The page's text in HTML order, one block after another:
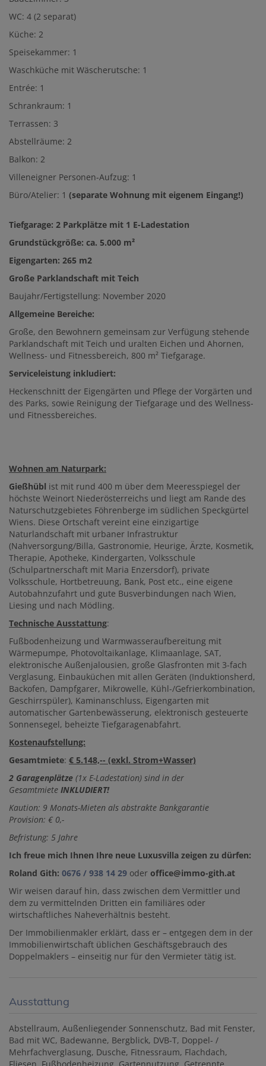
WC: 4 (2 separat)
Küche: 2
Speisekammer: 1
Waschküche mit Wäscherutsche: 1
Entrée: 1
Schrankraum: 1
Terrassen: 3
Abstellräume: 2
Balkon: 2
Villeneigner Personen-Aufzug: 1
Büro/Atelier: 1 (separate Wohnung mit eigenem Eingang!)
Tiefgarage: 2 Parkplätze mit 1 E-Ladestation
Grundstückgröße: ca. 5.000 m²
Eigengarten: 265 m2
Große Parklandschaft mit Teich
Baujahr/Fertigstellung: November 2020
Allgemeine Bereiche:
Große, den Bewohnern gemeinsam zur Verfügung stehende
Parklandschaft mit Teich und uralten Eichen und Ahornen,
Wellness- und Fitnessbereich, 800 m² Tiefgarage.
Serviceleistung inkludiert:
Heckenschnitt der Eigengärten und Pflege der Vorgärten und
des Parks, sowie Reinigung der Tiefgarage und des Wellness-
und Fitnessbereiches.
Wohnen am Naturpark:
Gießhübl ist mit rund 400 m über dem Meeresspiegel der
höchste Weinort Niederösterreichs und liegt am Rande des
Naturschutzgebietes Föhrenberge im südlichen Speckgürtel
Wiens. Diese Ortschaft vereint eine einzigartige
Naturlandschaft mit urbaner Infrastruktur
(Nahversorgung/Billa, Gastronomie, Heurige, Ärzte, Kosmetik,
Therapie, Apotheke, Kindergarten, Volksschule
(Schulpartnerschaft mit Maria Enzersdorf), private
Volksschule, Hortbetreuung, Bank, Post etc., eine eigene
Autobahnzufahrt und gute Busverbindungen nach Wien,
Liesing und nach Mödling.
Technische Ausstattung:
Fußbodenheizung und Warmwasseraufbereitung mit
Wärmepumpe, Photovoltaikanlage, Klimaanlage, SAT,
elektronische Außenjalousien, große Glasfronten mit 3-fach
Verglasung, Einbauküchen mit allen Geräten (Induktionsherd,
Backofen, Dampfgarer, Mikrowelle, Kühl-/Gefrierkombination,
Geschirrspüler), Kaminanschluss, Eigengarten mit
automatischer Gartenbewässerung, elektronisch gesteuerte
Sonnensegel, beheizte Tiefgaragenabfahrt.
Kostenaufstellung:
Gesamtmiete: € 5.148,-- (exkl. Strom+Wasser)
2 Garagenplätze (1x E-Ladestation) sind in der
Gesamtmiete INKLUDIERT!
Kaution: 9 Monats-Mieten als abstrakte Bankgarantie
Provision: € 0,-
Befristung: 5 Jahre
Ich freue mich Ihnen Ihre neue Luxusvilla zeigen zu dürfen:
Roland Gith: 0676 / 938 14 29 oder office@immo-gith.at
Wir weisen darauf hin, dass zwischen dem Vermittler und
dem zu vermittelnden Dritten ein familiäres oder
wirtschaftliches Naheverhältnis besteht.
Der Immobilienmakler erklärt, dass er – entgegen dem in der
Immobilienwirtschaft üblichen Geschäftsgebrauch des
Doppelmaklers – einseitig nur für den Vermieter tätig ist.
Ausstattung
Abstellraum Außenliegender Sonnenschutz Bad mit Fenster
Bad mit WC Badewanne Bergblick DVB-T Doppel- /
Mehrfachverglasung Dusche Fitnessraum Flachdach